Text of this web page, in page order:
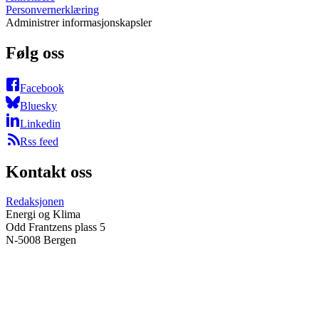
Personvernerklæring
Administrer informasjonskapsler
Følg oss
Facebook
Bluesky
Linkedin
Rss feed
Kontakt oss
Redaksjonen
Energi og Klima
Odd Frantzens plass 5
N-5008 Bergen